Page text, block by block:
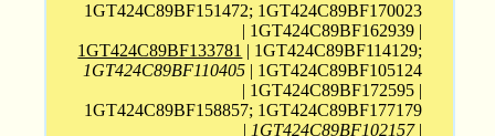
1GT424C89BF151472; 1GT424C89BF170023
| 1GT424C89BF162939 |
1GT424C89BF133781 | 1GT424C89BF114129;
1GT424C89BF110405 | 1GT424C89BF105124
| 1GT424C89BF172595 |
1GT424C89BF158857; 1GT424C89BF177179
| 1GT424C89BF102157|